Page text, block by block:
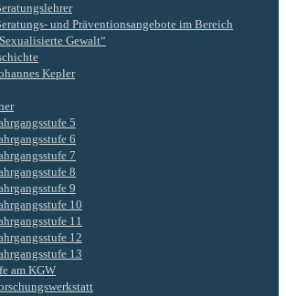
und Präventionsangebote im Bereich
Gewalt“
Kepler
5
6
7
8
9
10
11
12
13
am KGW